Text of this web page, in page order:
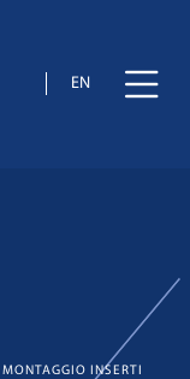
EN
MONTAGGIO INSERTI